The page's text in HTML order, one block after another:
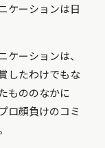
ケーションは日
ケーションは、
したわけでもな
もののなかに
ロ顔負けのコミ